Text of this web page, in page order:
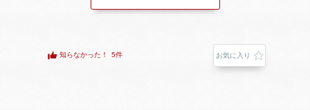
知らなかった！ 5件 お気に入り